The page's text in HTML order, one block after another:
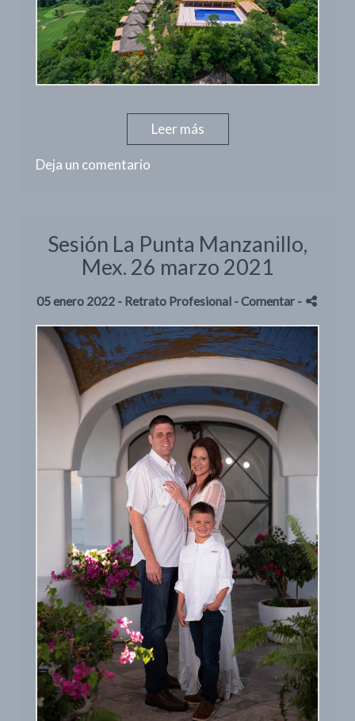
Leer más
Deja un comentario
Sesión La Punta Manzanillo,
Mex. 26 marzo 2021
05 enero 2022 - Retrato Profesional - Comentar -